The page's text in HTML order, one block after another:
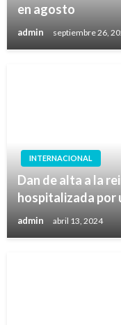
en agosto
admin septiembre 26,
INTERNACIONAL
Dan de alta a la
hospitalizada por
admin abril 13, 2024